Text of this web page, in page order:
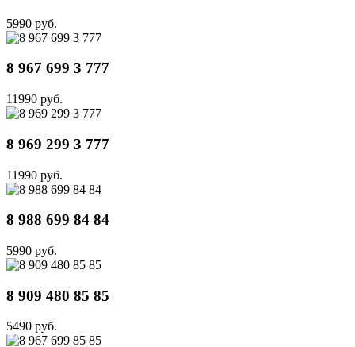
5990 руб.
8 967 699 3 777
11990 руб.
8 969 299 3 777
11990 руб.
8 988 699 84 84
5990 руб.
8 909 480 85 85
5490 руб.